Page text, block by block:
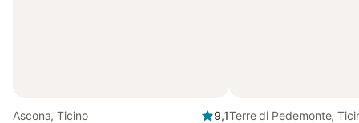
Ascona, Ticino
9,1Terre di Pedemonte,